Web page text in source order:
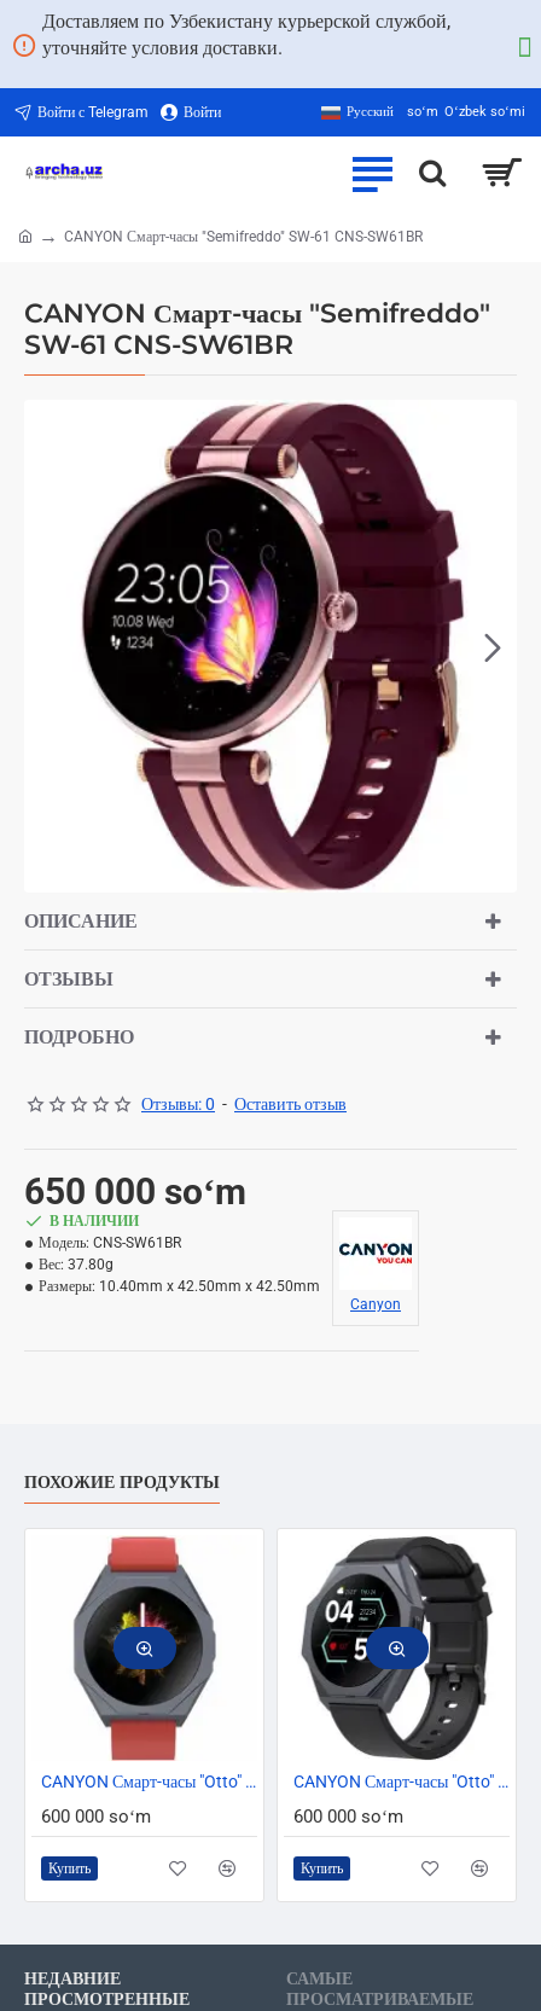
Доставляем по Узбекистану курьерской службой,
уточняйте условия доставки.
Войти с Telegram Войти Русский soʻm Oʻzbek soʻmi
CANYON Смарт-часы "Semifreddo"
SW-61 CNS-SW61BR
CANYON Смарт-часы "Semifreddo" SW-61 CNS-SW61BR
ОПИСАНИЕ
ОТЗЫВЫ
ПОДРОБНО
Отзывы: 0 - Оставить отзыв
650 000 soʻm
В НАЛИЧИИ
Модель: CNS-SW61BR
Вес: 37.80g
Размеры: 10.40mm x 42.50mm x 42.50mm
Canyon
ПОХОЖИЕ ПРОДУКТЫ
CANYON Смарт-часы "Otto" SW-86 CNS-SW86RR
600 000 soʻm
Купить
CANYON Смарт-часы "Otto" SW-86 CNS-SW86BB
600 000 soʻm
Купить
НЕДАВНИЕ
ПРОСМОТРЕННЫЕ
САМЫЕ
ПРОСМАТРИВАЕМЫЕ